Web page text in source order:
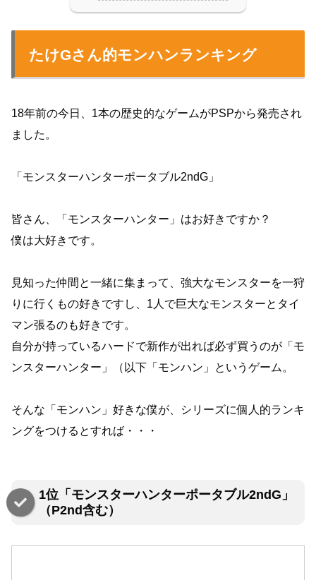
たけGさん的モンハンランキング
18年前の今日、1本の歴史的なゲームがPSPから発売され
ました。
「モンスターハンターポータブル2ndG」
皆さん、「モンスターハンター」はお好きですか？
僕は大好きです。
見知った仲間と一緒に集まって、強大なモンスターを一狩
りに行くもの好きですし、1人で巨大なモンスターとタイ
マン張るのも好きです。
自分が持っているハードで新作が出れば必ず買うのが「モ
ンスターハンター」（以下「モンハン」というゲーム。
そんな「モンハン」好きな僕が、シリーズに個人的ランキ
ングをつけるとすれば・・・
1位「モンスターハンターポータブル2ndG」
（P2nd含む）